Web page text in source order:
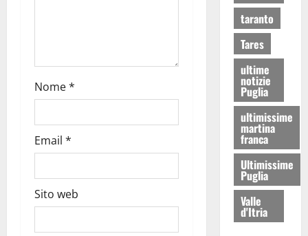
Nome*
Email *
Sito web
taranto
Tares
ultime
notizie
Puglia
ultimissime
martina
franca
Ultimissime
Puglia
Valle
d'Itria